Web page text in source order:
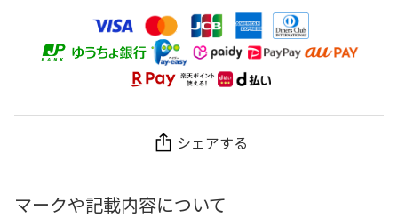
シェアする
マークや記載内容について